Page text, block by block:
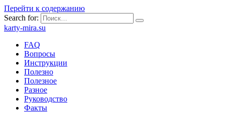
Перейти к содержанию
Search for:
karty-mira.su
FAQ
Вопросы
Инструкции
Полезно
Полезное
Разное
Руководство
Факты